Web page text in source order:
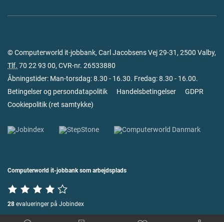
© Computerworld it-jobbank, Carl Jacobsens Vej 29-31, 2500 Valby,
Tlf. 70 22 93 00, CVR-nr. 26533880
Åbningstider: Man-torsdag: 8.30 - 16.30. Fredag: 8.30 - 16.00.
Betingelser og persondatapolitik
Handelsbetingelser
GDPR
Cookiepolitik (ret samtykke)
Computerworld it-jobbank som arbejdsplads
28 evalueringer på Jobindex